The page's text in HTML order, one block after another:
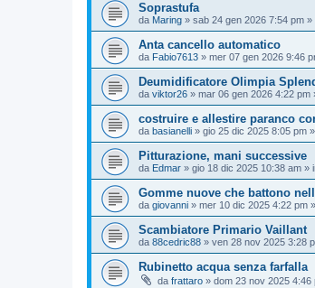
Soprastufa
da Maring » sab 24 gen 2026 7:54 pm »
Anta cancello automatico
da Fabio7613 » mer 07 gen 2026 9:46
Deumidificatore Olimpia
da viktor26 » mar 06 gen 2026 4:22 pm
costruire e allestire paranco
da basianelli » gio 25 dic 2025 8:05 pm
Pitturazione, mani successive
da Edmar » gio 18 dic 2025 10:38 am »
Gomme nuove che battono
da giovanni » mer 10 dic 2025 4:22 pm
Scambiatore Primario Vaillant
da 88cedric88 » ven 28 nov 2025 3:28
Rubinetto acqua senza farfalla
da frattaro » dom 23 nov 2025 4:46